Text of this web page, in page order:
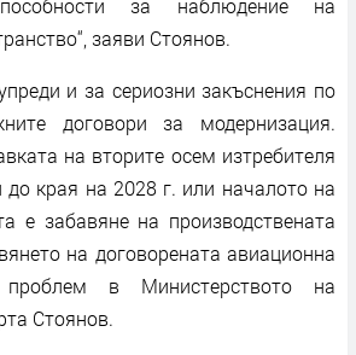
за наблюдение на
заяви Стоянов.
и за сериозни закъснения по
договори за модернизация.
на вторите осем изтребителя
края на 2028 г. или началото на
е забавяне на производствената
на договорената авиационна
в Министерството на
Стоянов.